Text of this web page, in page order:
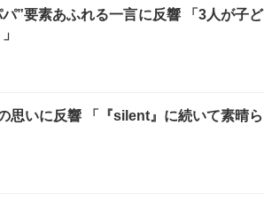
”要素あふれる一言に反響 「3人が子ど
思いに反響 「『silent』に続いて素晴ら